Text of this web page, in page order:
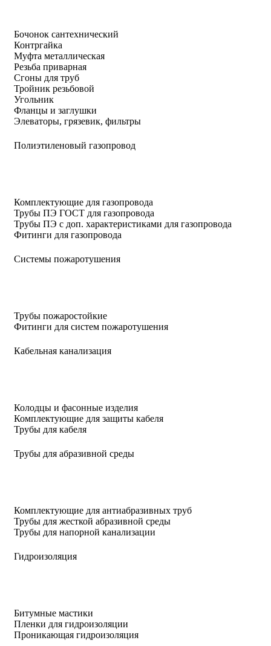
Бочонок сантехнический
Контргайка
Муфта металлическая
Резьба приварная
Сгоны для труб
Тройник резьбовой
Угольник
Фланцы и заглушки
Элеваторы, грязевик, фильтры
Полиэтиленовый газопровод
Комплектующие для газопровода
Трубы ПЭ ГОСТ для газопровода
Трубы ПЭ с доп. характеристиками для газопровода
Фитинги для газопровода
Системы пожаротушения
Трубы пожаростойкие
Фитинги для систем пожаротушения
Кабельная канализация
Колодцы и фасонные изделия
Комплектующие для защиты кабеля
Трубы для кабеля
Трубы для абразивной среды
Комплектующие для антиабразивных труб
Трубы для жесткой абразивной среды
Трубы для напорной канализации
Гидроизоляция
Битумные мастики
Пленки для гидроизоляции
Проникающая гидроизоляция